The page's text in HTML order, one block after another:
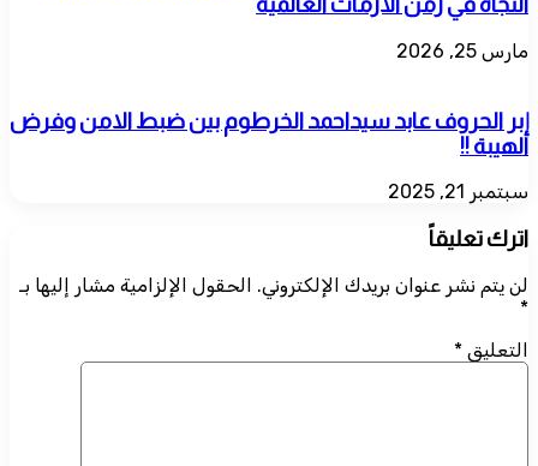
مارس 25, 2026
إبر الحروف عابد سيداحمد الخرطوم بين ضبط الامن وفرض
الهيبة !!
سبتمبر 21, 2025
اترك تعليقاً
لن يتم نشر عنوان بريدك الإلكتروني. الحقول الإلزامية مشار إليها بـ
*
التعليق *